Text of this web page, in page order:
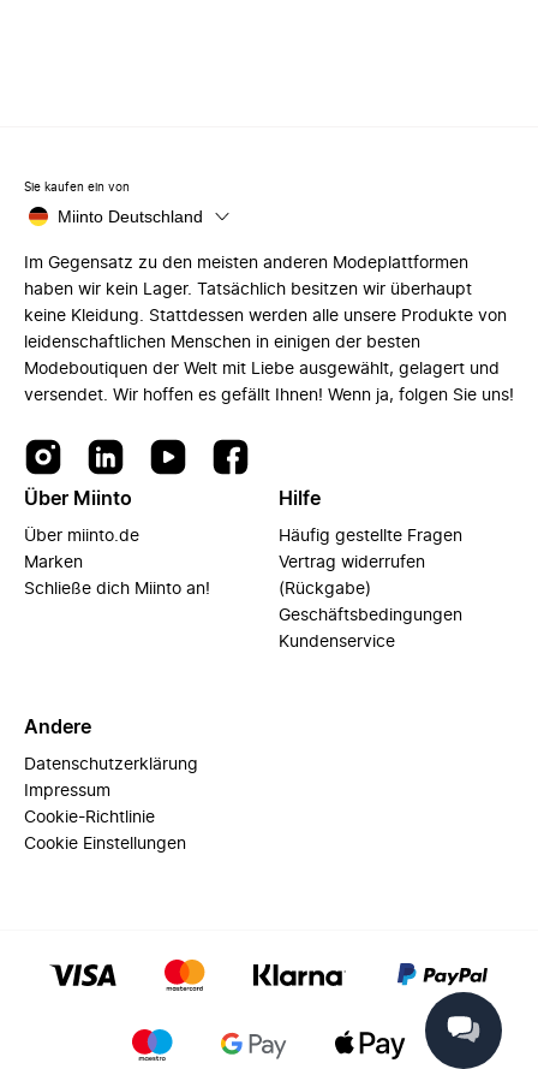
Sie kaufen ein von
Miinto Deutschland
Im Gegensatz zu den meisten anderen Modeplattformen
haben wir kein Lager. Tatsächlich besitzen wir überhaupt
keine Kleidung. Stattdessen werden alle unsere Produkte von
leidenschaftlichen Menschen in einigen der besten
Modeboutiquen der Welt mit Liebe ausgewählt, gelagert und
versendet. Wir hoffen es gefällt Ihnen! Wenn ja, folgen Sie uns!
Über Miinto
Über miinto.de
Marken
Schließe dich Miinto an!
Hilfe
Häufig gestellte Fragen
Vertrag widerrufen
(Rückgabe)
Geschäftsbedingungen
Kundenservice
Andere
Datenschutzerklärung
Impressum
Cookie-Richtlinie
Cookie Einstellungen